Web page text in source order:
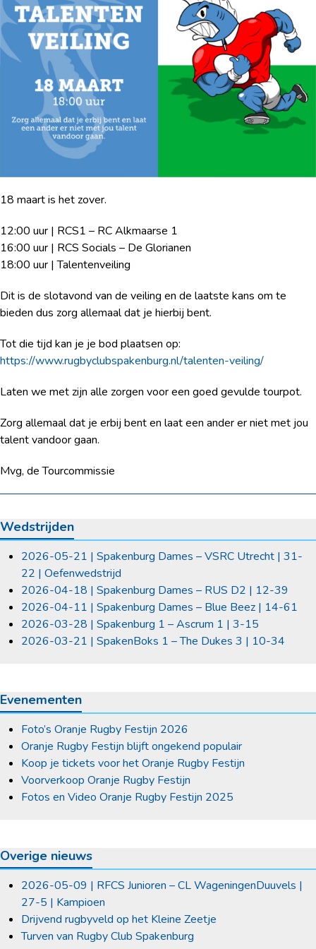
18 maart is het zover.
12:00 uur | RCS1 – RC Alkmaarse 1
16:00 uur | RCS Socials – De Glorianen
18:00 uur | Talentenveiling
Dit is de slotavond van de veiling en de laatste kans om te
bieden dus zorg allemaal dat je hierbij bent.
Tot die tijd kan je je bod plaatsen op:
https://www.rugbyclubspakenburg.nl/talenten-veiling/
Laten we met zijn alle zorgen voor een goed gevulde tourpot.
Zorg allemaal dat je erbij bent en laat een ander er niet met jou
talent vandoor gaan.
Mvg, de Tourcommissie
Wedstrijden
2026-05-21 | Spakenburg Dames – VSRC Utrecht | 31-
22 | Oefenwedstrijd
2026-04-18 | Spakenburg Dames – RUS D2 | 12-39
2026-04-11 | Spakenburg Dames – Blue Beez | 14-61
2026-03-28 | Spakenburg 1 – Ascrum 1 | 3-15
2026-03-21 | SpakenBoks 1 – The Dukes 3 | 10-34
Evenementen
Foto’s Oranje Rugby Festijn 2026
Oranje Rugby Festijn blijft ongekend populair
Koop je tickets voor het Oranje Rugby Festijn
Voorverkoop Oranje Rugby Festijn
Fotos en Video Oranje Rugby Festijn 2025
Overige nieuws
2026-05-09 | RFCS Junioren – CL WageningenDuuvels |
27-5 | Kampioen
Drijvend rugbyveld op het Kleine Zeetje
Turven van Rugby Club Spakenburg